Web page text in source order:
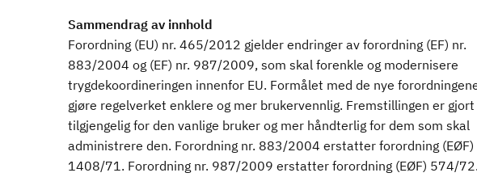
Sammendrag av innhold
Forordning (EU) nr. 465/2012 gjelder endringer av forordning (EF) nr.
883/2004 og (EF) nr. 987/2009, som skal forenkle og modernisere
trygdekoordineringen innenfor EU. Formålet med de nye
gjøre regelverket enklere og mer brukervennlig. Fremstillingen er
tilgjengelig for den vanlige bruker og mer håndterlig for dem som skal
administrere den. Forordning nr. 883/2004 erstatter forordning (EØF)
1408/71. Forordning nr. 987/2009 erstatter forordning (EØF) 574/